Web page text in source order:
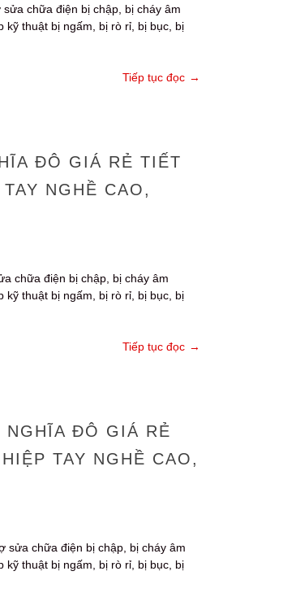
chữa điện bị chập, bị cháy âm
thuật bị ngấm, bị rò rỉ, bị bục, bị
Tiếp tục đọc →
ĐÔ GIÁ RẺ TIẾT
NGHỀ CAO,
chữa điện bị chập, bị cháy âm
thuật bị ngấm, bị rò rỉ, bị bục, bị
Tiếp tục đọc →
ĐÔ GIÁ RẺ
TAY NGHỀ CAO,
sửa chữa điện bị chập, bị cháy âm
thuật bị ngấm, bị rò rỉ, bị bục, bị